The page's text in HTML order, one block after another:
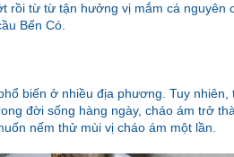
rồi từ từ tận hưởng vị mắm cá
Bến Có.
biến ở nhiều địa phương. Tuy
đời sống hàng ngày, cháo ám trở
nếm thử mùi vị cháo ám một lần.